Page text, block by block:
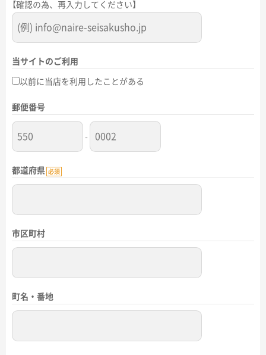
【確認の為、再入力してください】
当サイトのご利用
以前に当店を利用したことがある
郵便番号
-
都道府県 必須
市区町村
町名・番地